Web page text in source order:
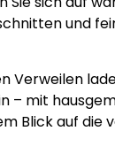
und
Verweilen
– mit
Blick auf die